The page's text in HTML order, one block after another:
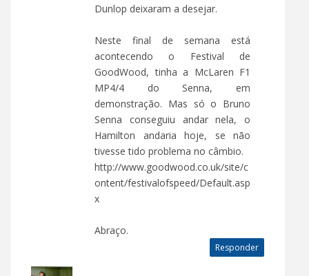
Dunlop deixaram a desejar.
Neste final de semana está
acontecendo o Festival de
GoodWood, tinha a McLaren F1
MP4/4 do Senna, em
demonstração. Mas só o Bruno
Senna conseguiu andar nela, o
Hamilton andaria hoje, se não
tivesse tido problema no câmbio.
http://www.goodwood.co.uk/site/c
ontent/festivalofspeed/Default.asp
x
Abraço.
Responder